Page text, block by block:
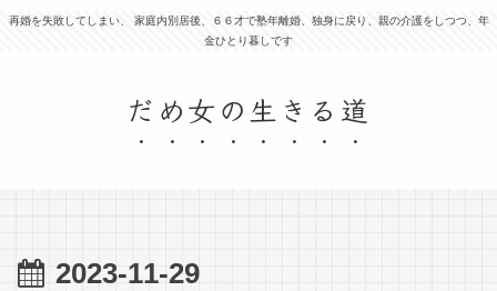
再婚を失敗してしまい、 家庭内別居後、６６才で塾年離婚、独身に戻り、親の介護をしつつ、年
金ひとり暮しです
だめ女の生きる道
2023-11-29